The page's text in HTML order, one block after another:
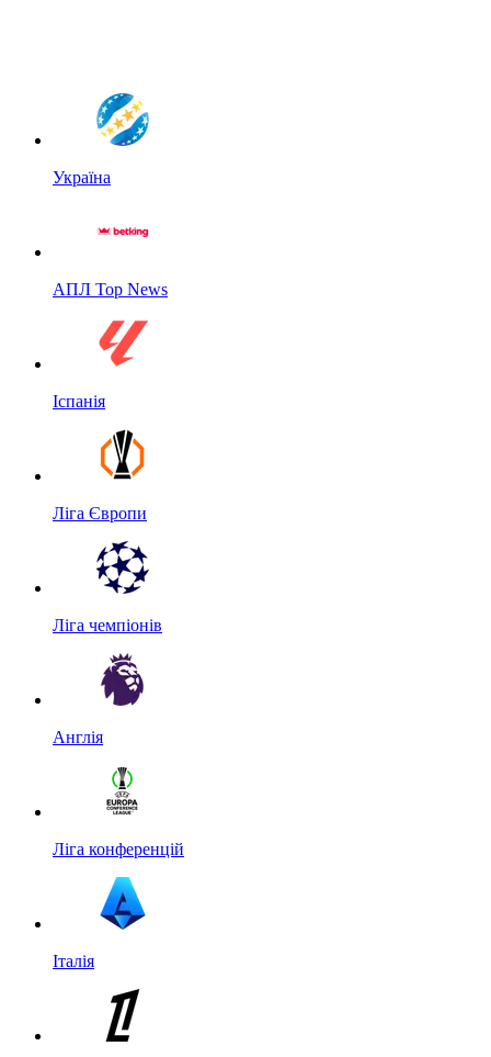
Україна
АПЛ Top News
Іспанія
Ліга Європи
Ліга чемпіонів
Англія
Ліга конференцій
Італія